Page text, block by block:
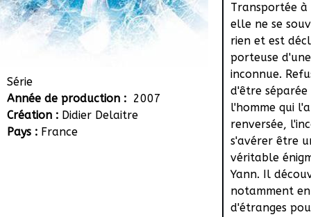
Série
Année de production : 2007
Création : Didier Delaitre
Pays : France
Transportée
elle ne se
rien et est
porteuse
inconnue.
d'être séparée
l'homme qui l'a
renversée,
s'avérer être
véritable
Yann. Il
notamment
d'étranges